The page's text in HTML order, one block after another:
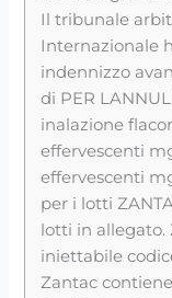
Il tribunale
Internazionale
indennizzo
di PER
inalazione
effervescenti
effervescenti
per i lotti
lotti in allegato.
iniettabile
Zantac